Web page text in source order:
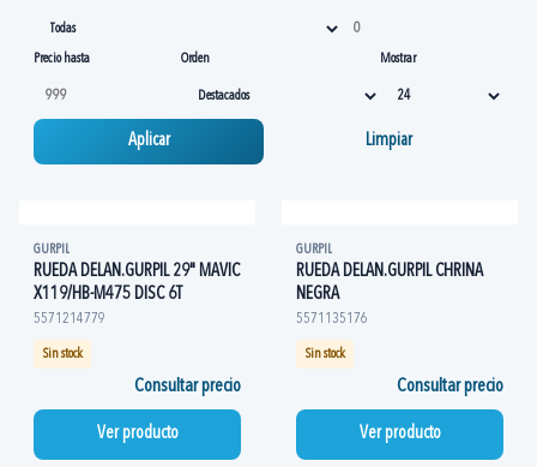
Precio hasta Orden Mostrar
Aplicar Limpiar
GURPIL
RUEDA DELAN.GURPIL 29" MAVIC
X119/HB-M475 DISC 6T
5571214779
Sin stock
Consultar precio
Ver producto
GURPIL
RUEDA DELAN.GURPIL CHRINA
NEGRA
5571135176
Sin stock
Consultar precio
Ver producto